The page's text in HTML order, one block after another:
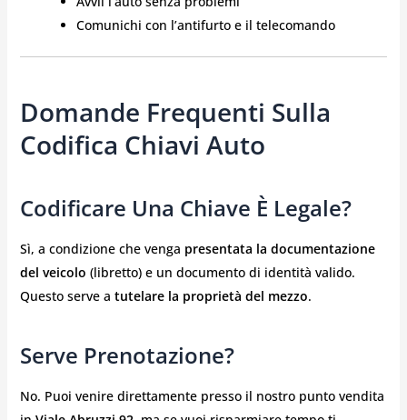
Comunichi con l’antifurto e il telecomando
Domande Frequenti Sulla
Codifica Chiavi Auto
Codificare Una Chiave È Legale?
Sì, a condizione che venga presentata la documentazione
del veicolo (libretto) e un documento di identità valido.
Questo serve a tutelare la proprietà del mezzo.
Serve Prenotazione?
No. Puoi venire direttamente presso il nostro punto vendita